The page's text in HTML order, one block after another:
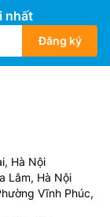
nhất
Đăng ký
Hà Nội
Lâm, Hà Nội
Vĩnh Phúc,